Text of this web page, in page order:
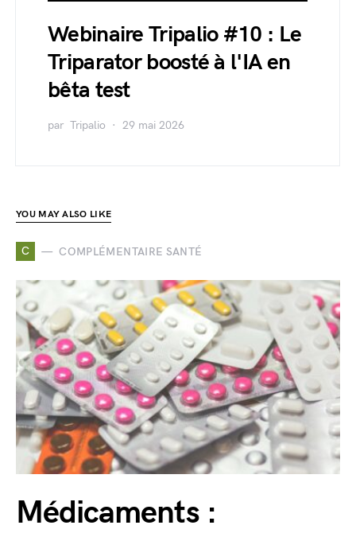
Webinaire Tripalio #10 : Le
Triparator boosté à l'IA en
bêta test
par Tripalio 29 mai 2026
YOU MAY ALSO LIKE
C COMPLÉMENTAIRE SANTÉ
Médicaments :